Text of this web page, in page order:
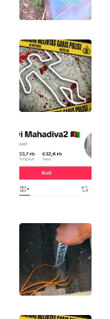
WISATA
LAPAK
WAHANA
Wahana
KONSUMEN
LISTRIK
MASYARAKAT
KELISTRIKAN
WALINKI